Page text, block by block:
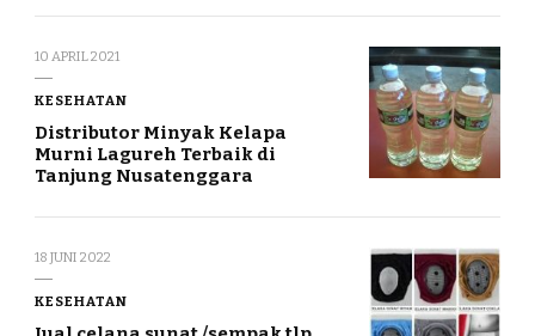
10 APRIL 2021
KESEHATAN
Distributor Minyak Kelapa
Murni Lagureh Terbaik di
Tanjung Nusatenggara
18 JUNI 2022
KESEHATAN